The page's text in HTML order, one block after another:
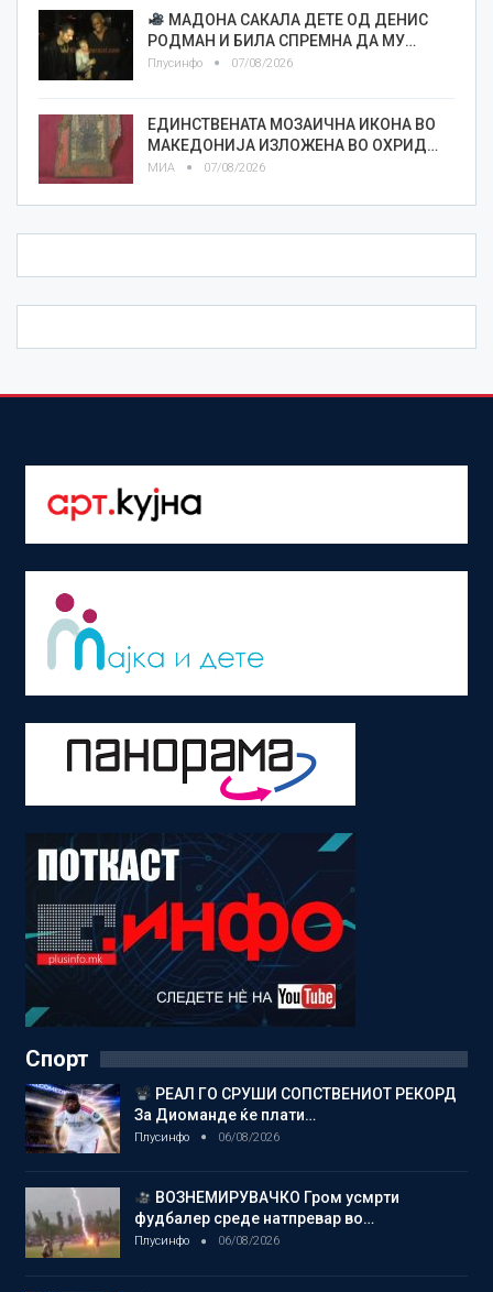
МАДОНА САКАЛА ДЕТЕ ОД ДЕНИС
РОДМАН И БИЛА СПРЕМНА ДА МУ…
Плусинфо 07/08/2026
ЕДИНСТВЕНАТА МОЗАИЧНА ИКОНА ВО
МАКЕДОНИЈА ИЗЛОЖЕНА ВО ОХРИД…
МИА 07/08/2026
Спорт
РЕАЛ ГО СРУШИ СОПСТВЕНИОТ РЕКОРД
За Диоманде ќе плати…
Плусинфо 06/08/2026
ВОЗНЕМИРУВАЧКО Гром усмрти
фудбалер среде натпревар во…
Плусинфо 06/08/2026